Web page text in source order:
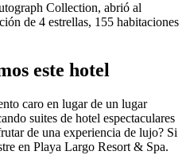
Collection, abrió al
de 4 estrellas, 155 habitaciones
este hotel
caro en lugar de un lugar
suites de hotel espectaculares
de una experiencia de lujo? Si
en Playa Largo Resort & Spa.